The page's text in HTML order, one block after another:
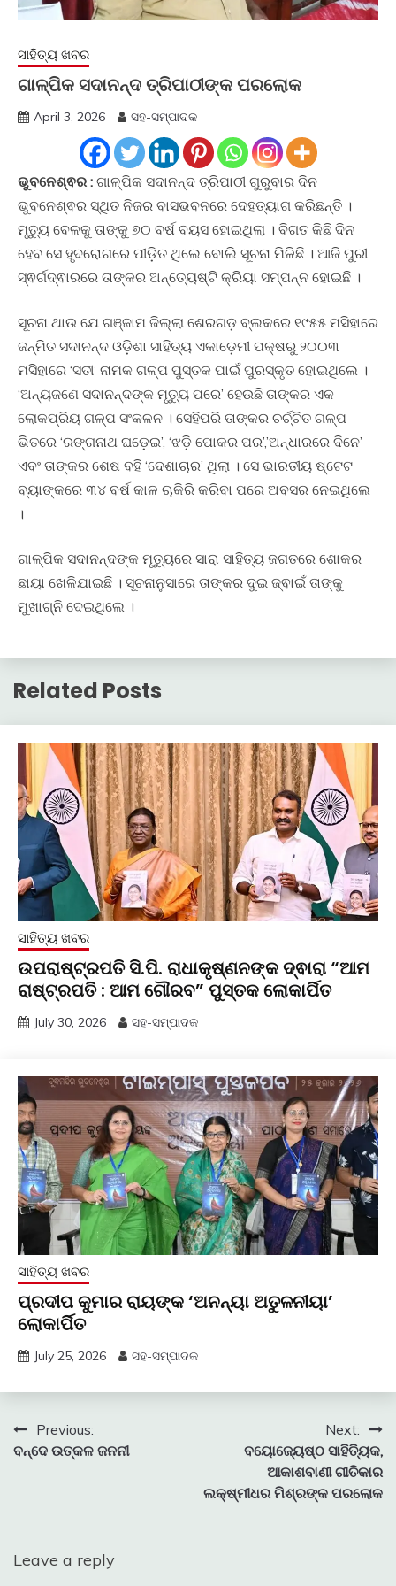
ସାହିତ୍ୟ ଖବର
ଗାଳ୍ପିକ ସଦାନନ୍ଦ ତ୍ରିପାଠୀଙ୍କ ପରଲୋକ
April 3, 2026 ସହ-ସମ୍ପାଦକ
ଭୁବନେଶ୍ଵର : ଗାଳ୍ପିକ ସଦାନନ୍ଦ ତ୍ରିପାଠୀ ଗୁରୁବାର ଦିନ
ଭୁବନେଶ୍ଵର ସ୍ଥିତ ନିଜର ବାସଭବନରେ ଦେହତ୍ୟାଗ କରିଛନ୍ତି ।
ମୃତ୍ୟୁ ବେଳକୁ ତାଙ୍କୁ ୭୦ ବର୍ଷ ବୟସ ହୋଇଥିଲା । ବିଗତ କିଛି ଦିନ
ହେବ ସେ ହୃଦରୋଗରେ ପୀଡ଼ିତ ଥିଲେ ବୋଲି ସୂଚନା ମିଳିଛି । ଆଜି ପୁରୀ
ସ୍ଵର୍ଗଦ୍ଵାରରେ ତାଙ୍କର ଅନ୍ତ୍ୟେଷ୍ଟି କ୍ରିୟା ସମ୍ପନ୍ନ ହୋଇଛି ।
ସୂଚନା ଥାଉ ଯେ ଗଞ୍ଜାମ ଜିଲ୍ଲା ଶେରଗଡ଼ ବ୍ଲକରେ ୧୯୫୫ ମସିହାରେ
ଜନ୍ମିତ ସଦାନନ୍ଦ ଓଡ଼ିଶା ସାହିତ୍ୟ ଏକାଡ଼େମୀ ପକ୍ଷରୁ ୨୦୦୩
ମସିହାରେ ‘ସତୀ’ ନାମକ ଗଳ୍ପ ପୁସ୍ତକ ପାଇଁ ପୁରସ୍କୃତ ହୋଇଥିଲେ ।
‘ଅନ୍ୟଜଣେ ସଦାନନ୍ଦଙ୍କ ମୃତ୍ୟୁ ପରେ’ ହେଉଛି ତାଙ୍କର ଏକ
ଲୋକପ୍ରିୟ ଗଳ୍ପ ସଂକଳନ । ସେହିପରି ତାଙ୍କର ଚର୍ଚ୍ଚିତ ଗଳ୍ପ
ଭିତରେ ‘ରଙ୍ଗନାଥ ଘଡ଼େଇ’, ‘ଝଡ଼ି ପୋକର ପର’,’ଅନ୍ଧାରରେ ଦିନେ’
ଏବଂ ତାଙ୍କର ଶେଷ ବହି ‘ଦେଶାଚାର’ ଥିଲା । ସେ ଭାରତୀୟ ଷ୍ଟେଟ
ବ୍ୟାଙ୍କରେ ୩୪ ବର୍ଷ କାଳ ଚାକିରି କରିବା ପରେ ଅବସର ନେଇଥିଲେ
।
ଗାଳ୍ପିକ ସଦାନନ୍ଦଙ୍କ ମୃତ୍ୟୁରେ ସାରା ସାହିତ୍ୟ ଜଗତରେ ଶୋକର
ଛାୟା ଖେଳିଯାଇଛି । ସୂଚନାନୁସାରେ ତାଙ୍କର ଦୁଇ ଜ୍ଵାଇଁ ତାଙ୍କୁ
ମୁଖାଗ୍ନି ଦେଇଥିଲେ ।
Related Posts
ସାହିତ୍ୟ ଖବର
ଉପରାଷ୍ଟ୍ରପତି ସି.ପି. ରାଧାକୃଷ୍ଣନଙ୍କ ଦ୍ଵାରା “ଆମ
ରାଷ୍ଟ୍ରପତି : ଆମ ଗୌରବ” ପୁସ୍ତକ ଲୋକାର୍ପିତ
July 30, 2026 ସହ-ସମ୍ପାଦକ
ସାହିତ୍ୟ ଖବର
ପ୍ରଦୀପ କୁମାର ରାୟଙ୍କ ‘ଅନନ୍ୟା ଅତୁଳନୀୟା’
ଲୋକାର୍ପିତ
July 25, 2026 ସହ-ସମ୍ପାଦକ
Post
navigation
Previous:
ବନ୍ଦେ ଉତ୍କଳ ଜନନୀ
Next:
ବୟୋଜ୍ୟେଷ୍ଠ ସାହିତ୍ୟିକ,
ଆକାଶବାଣୀ ଗୀତିକାର
ଲକ୍ଷ୍ମୀଧର ମିଶ୍ରଙ୍କ ପରଲୋକ
Leave a reply